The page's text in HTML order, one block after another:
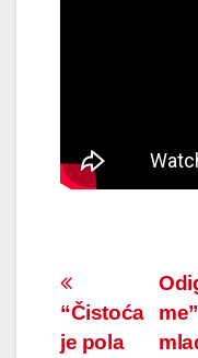
članaka
“Čistoća
je pola